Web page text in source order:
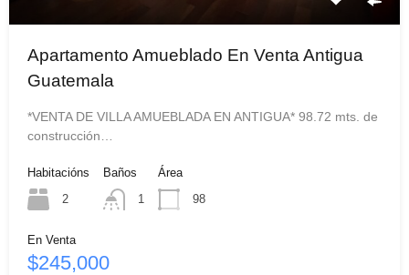
Apartamento Amueblado En Venta Antigua
Guatemala
*VENTA DE VILLA AMUEBLADA EN ANTIGUA* 98.72 mts. de
construcción…
Habitacións
2
Baños
1
Área
98
En Venta
$245,000